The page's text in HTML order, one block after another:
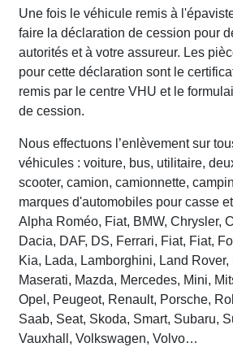
Une fois le véhicule remis à
faire la déclaration de cession pour
autorités et à votre assureur. Les
pour cette déclaration sont le
remis par le centre VHU et le
de cession.
Nous effectuons l’enlèvement sur
véhicules : voiture, bus, utilitaire,
scooter, camion, camionnette,
marques d'automobiles pour casse
Alpha Roméo, Fiat, BMW, Chrysler,
Dacia, DAF, DS, Ferrari, Fiat, Fiat,
Kia, Lada, Lamborghini, Land Rover,
Maserati, Mazda, Mercedes, Mini,
Opel, Peugeot, Renault, Porsche,
Saab, Seat, Skoda, Smart, Subaru,
Vauxhall, Volkswagen, Volvo…